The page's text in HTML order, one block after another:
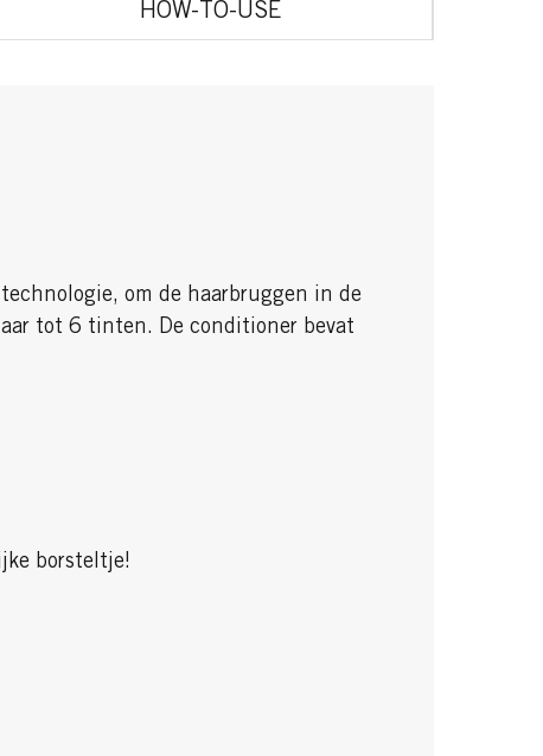
HOW-TO-USE
om de haarbruggen in de
tot 6 tinten. De conditioner bevat
borsteltje!